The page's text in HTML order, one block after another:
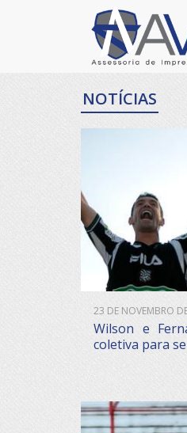
NOTÍCIAS
23 DE NOVEMBRO
Wilson e
coletiva para